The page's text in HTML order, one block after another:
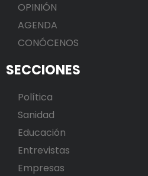
OPINIÓN
AGENDA
CONÓCENOS
SECCIONES
Política
Sanidad
Educación
Entrevistas
Empresas